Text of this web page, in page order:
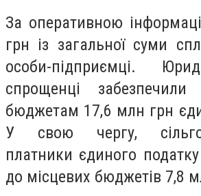
За оперативною
грн із загальної суми
особи-підприємці.
спрощенці забезпечили
бюджетам 17,6 млн грн
У свою чергу,
платники єдиного
до місцевих бюджетів 7,8